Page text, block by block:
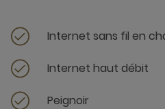
Internet sans fil en
Internet haut débit
Peignoir